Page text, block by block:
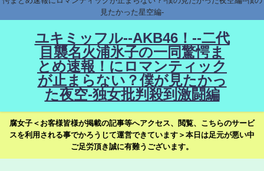
見たかった星空編-
ユキミッフル--AKB46！--二代
目襲名火浦氷子の一同驚愕ま
とめ速報！にロマンティック
が止まらない？僕が見たかっ
た夜空-独女批判殺到激闘編
腐女子＜お客様皆様が掲載の記事等へアクセス、閲覧、こちらのサービ
スを利用される事でかろうじて運営できています＞本日は足元が悪い中
ご足労頂き誠に有難うございます。